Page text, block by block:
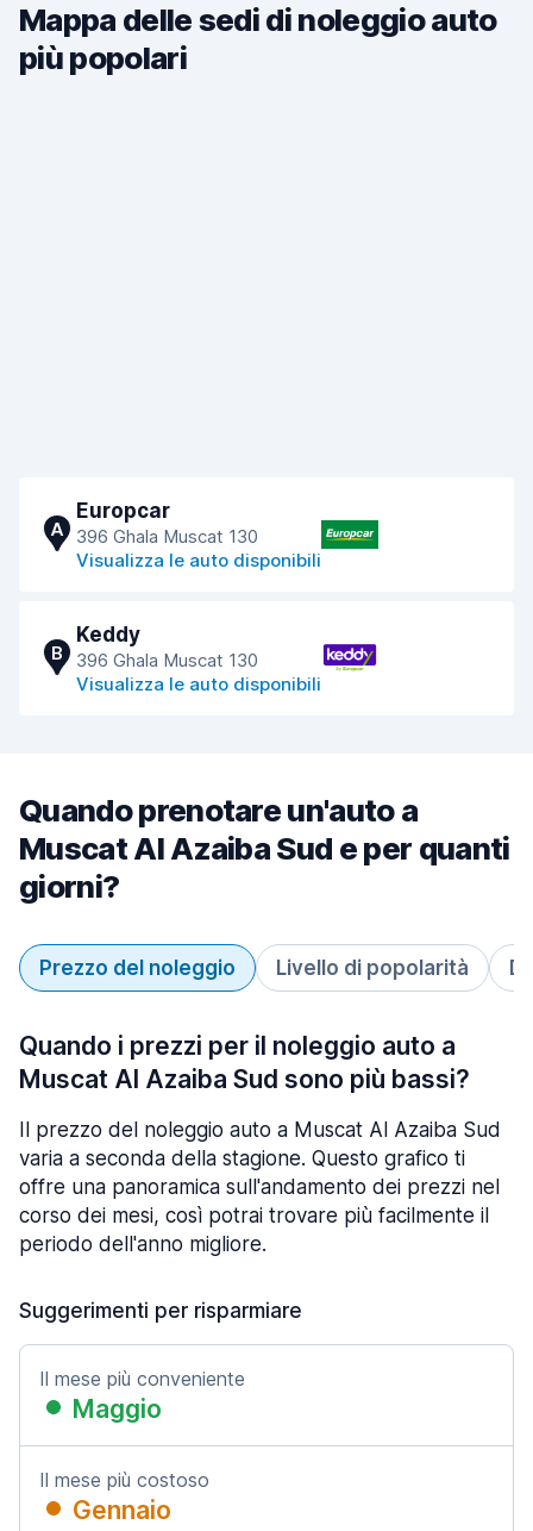
Mappa delle sedi di noleggio auto
più popolari
A
Europcar
396 Ghala Muscat 130
Visualizza le auto disponibili
B
Keddy
396 Ghala Muscat 130
Visualizza le auto disponibili
Quando prenotare un'auto a
Muscat Al Azaiba Sud e per quanti
giorni?
Prezzo del noleggio Livello di popolarità
Quando i prezzi per il noleggio auto a
Muscat Al Azaiba Sud sono più bassi?
Il prezzo del noleggio auto a Muscat Al Azaiba Sud
varia a seconda della stagione. Questo grafico ti
offre una panoramica sull'andamento dei prezzi nel
corso dei mesi, così potrai trovare più facilmente il
periodo dell'anno migliore.
Suggerimenti per risparmiare
Il mese più conveniente
Maggio
Il mese più costoso
Gennaio